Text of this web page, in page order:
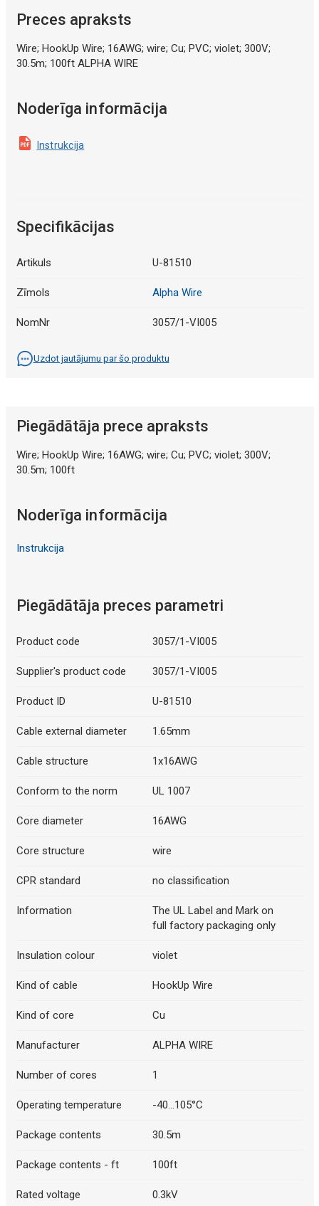
Preces apraksts
Wire; HookUp Wire; 16AWG; wire; Cu; PVC; violet; 300V;
30.5m; 100ft ALPHA WIRE
Noderīga informācija
Instrukcija
Specifikācijas
Artikuls U-81510
Zīmols Alpha Wire
NomNr 3057/1-VI005
Uzdot jautājumu par šo produktu
Piegādātāja prece apraksts
Wire; HookUp Wire; 16AWG; wire; Cu; PVC; violet; 300V;
30.5m; 100ft
Noderīga informācija
Instrukcija
Piegādātāja preces parametri
Product code 3057/1-VI005
Supplier's product code 3057/1-VI005
Product ID U-81510
Cable external diameter 1.65mm
Cable structure 1x16AWG
Conform to the norm UL 1007
Core diameter 16AWG
Core structure wire
CPR standard no classification
Information
The UL Label and Mark on
full factory packaging only
Insulation colour violet
Kind of cable HookUp Wire
Kind of core Cu
Manufacturer ALPHA WIRE
Number of cores 1
Operating temperature -40...105°C
Package contents 30.5m
Package contents - ft 100ft
Rated voltage 0.3kV